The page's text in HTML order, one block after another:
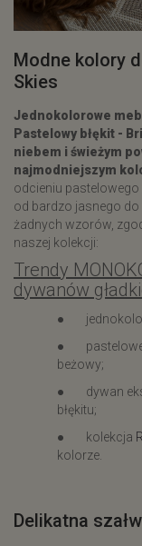
​Modne kolory
Skies
Jednokolorowe
Pastelowy błękit -
niebem i świeżym
najmodniejszym
odcieniu pastelowego
od bardzo jasnego do
żadnych wzorów,
naszej kolekcji:
Trendy
dywanów
●
● pastelowe
beżowy;
● dywan
błękitu;
● kolekcja
kolorze.
​Delikatna